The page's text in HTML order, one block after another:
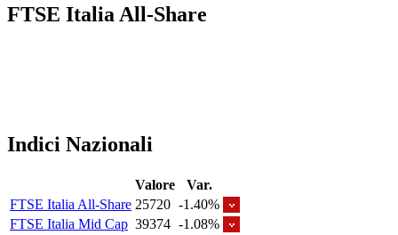
FTSE Italia All-Share
Indici Nazionali
Valore
Var.
FTSE Italia All-Share 25720 -1.40%
FTSE Italia Mid Cap 39374 -1.08%